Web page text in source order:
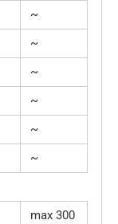
~
~
~
~
~
~
max 300